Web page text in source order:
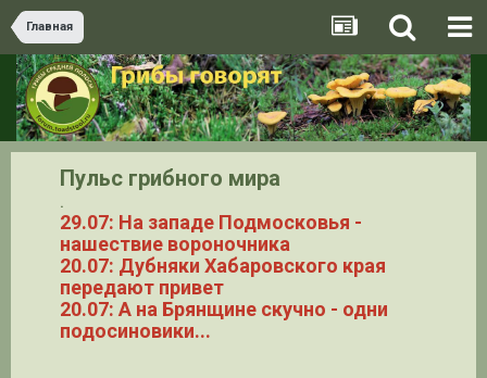
Главная
Пульс грибного мира
.
29.07: На западе Подмосковья -
нашествие вороночника
20.07: Дубняки Хабаровского края
передают привет
20.07: А на Брянщине скучно - одни
подосиновики...